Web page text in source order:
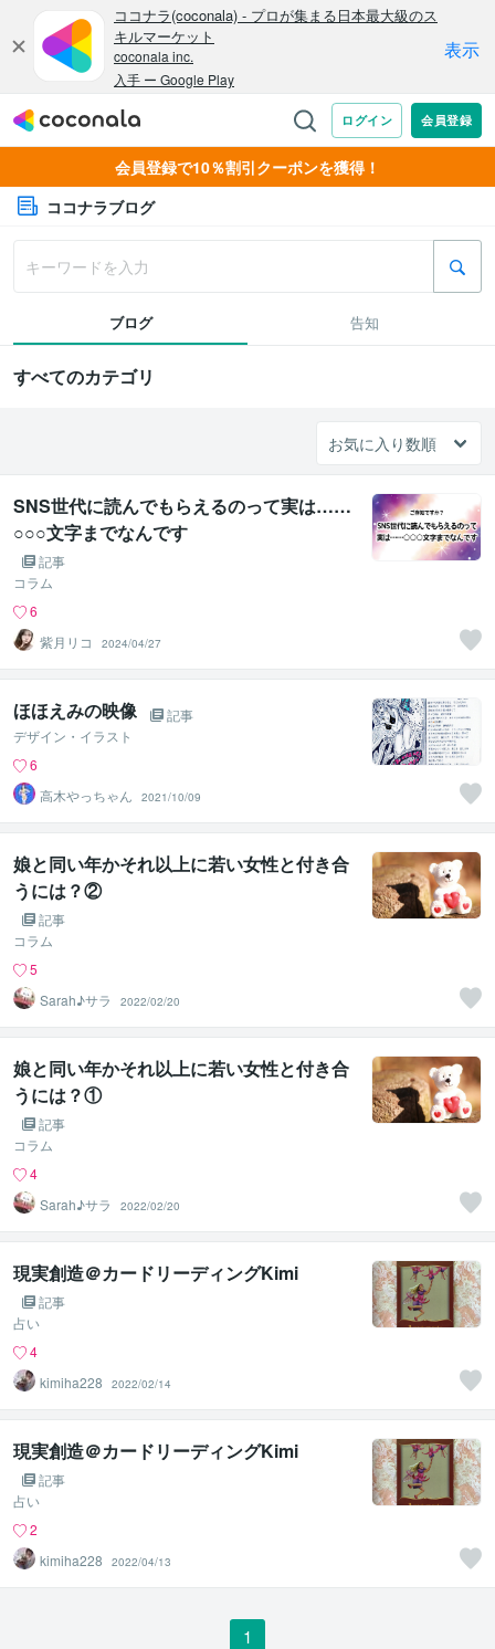
会員登録で10％割引クーポンを獲得！
ココナラブログ
ブログ 告知
すべてのカテゴリ
SNS世代に読んでもらえるのって実は……
○○○文字までなんです
記事
コラム
6
紫月リコ
2024/04/27
ほほえみの映像
記事
デザイン・イラスト
6
高木やっちゃん
2021/10/09
娘と同い年かそれ以上に若い女性と付き合
うには？②
記事
コラム
5
Sarah♪サラ
2022/02/20
娘と同い年かそれ以上に若い女性と付き合
うには？①
記事
コラム
4
Sarah♪サラ
2022/02/20
現実創造＠カードリーディングKimi
記事
占い
4
kimiha228
2022/02/14
現実創造＠カードリーディングKimi
記事
占い
2
kimiha228
2022/04/13
1